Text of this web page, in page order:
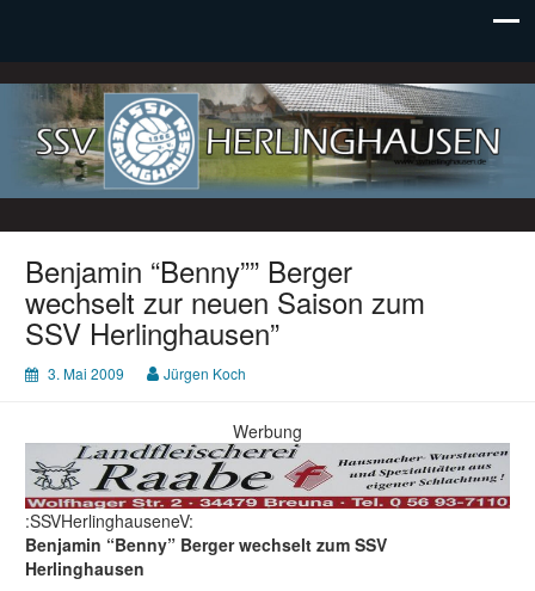
SSV Herlinghausen e. V.
Benjamin “Benny”” Berger
wechselt zur neuen Saison zum
SSV Herlinghausen”
3. Mai 2009 Jürgen Koch
Werbung
:SSVHerlinghauseneV:
Benjamin “Benny” Berger wechselt zum SSV
Herlinghausen